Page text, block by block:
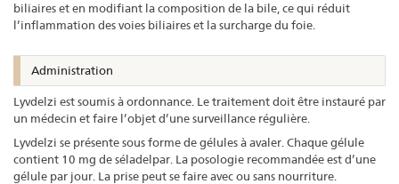
biliaires et en modifiant la composition de la bile, ce qui réduit
l’inflammation des voies biliaires et la surcharge du foie.
Administration
Lyvdelzi est soumis à ordonnance. Le traitement doit être instauré par
un médecin et faire l’objet d’une surveillance régulière.
Lyvdelzi se présente sous forme de gélules à avaler. Chaque gélule
contient 10 mg de séladelpar. La posologie recommandée est d’une
gélule par jour. La prise peut se faire avec ou sans nourriture.